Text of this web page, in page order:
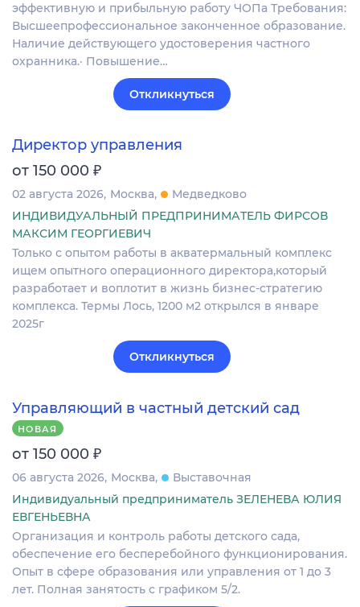
эффективную и прибыльную работу ЧОПа Требования:
Высшеепрофессиональное законченное образование.
Наличие действующего удостоверения частного
охранника.· Повышение…
Откликнуться
Директор управления
от 150 000 ₽
02 августа 2026 Москва
Медведково
ИНДИВИДУАЛЬНЫЙ ПРЕДПРИНИМАТЕЛЬ ФИРСОВ
МАКСИМ ГЕОРГИЕВИЧ
Только с опытом работы в акватермальный комплекс
ищем опытного операционного директора,который
разработает и воплотит в жизнь бизнес-стратегию
комплекса. Термы Лось, 1200 м2 открылся в январе
2025г
Откликнуться
Управляющий в частный детский сад
НОВАЯ
от 150 000 ₽
06 августа 2026 Москва
Выставочная
Индивидуальный предприниматель ЗЕЛЕНЕВА ЮЛИЯ
ЕВГЕНЬЕВНА
Организация и контроль работы детского сада,
обеспечение его бесперебойного функционирования.
Опыт в сфере образования или управления от 1 до 3
лет. Полная занятость с графиком 5/2.